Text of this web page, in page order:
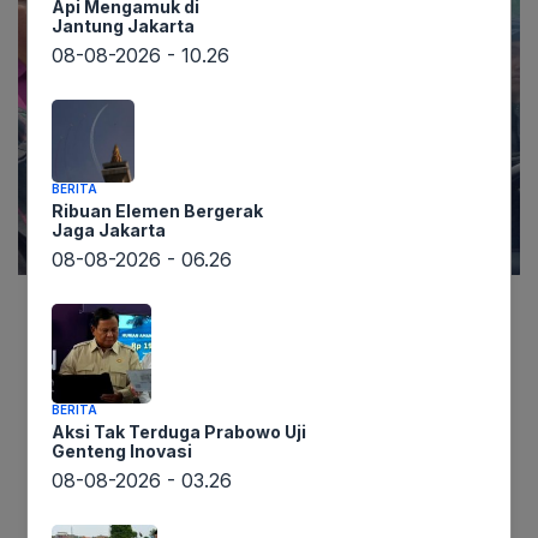
Gubernur Bali, Wayan Koster, dalam keterangan
pers yang dikutip lintaswarta.co.id,
mengungkapkan kekesalannya terhadap
maraknya aksi premanisme yang berlindung di
balik organisasi kemasyarakatan (ormas).
Pernyataan tegas ini disampaikan Koster saat
Api Mengamuk di
Jantung Jakarta
08-08-2026 - 10.26
BERITA
Ribuan Elemen Bergerak
Jaga Jakarta
08-08-2026 - 06.26
BERITA
Aksi Tak Terduga Prabowo Uji
Genteng Inovasi
08-08-2026 - 03.26